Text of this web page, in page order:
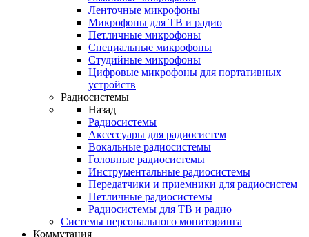
Ленточные микрофоны
Микрофоны для ТВ и радио
Петличные микрофоны
Специальные микрофоны
Студийные микрофоны
Цифровые микрофоны для портативных
устройств
Радиосистемы
Назад
Радиосистемы
Аксессуары для радиосистем
Вокальные радиосистемы
Головные радиосистемы
Инструментальные радиосистемы
Передатчики и приемники для радиосистем
Петличные радиосистемы
Радиосистемы для ТВ и радио
Системы персонального мониторинга
Коммутация